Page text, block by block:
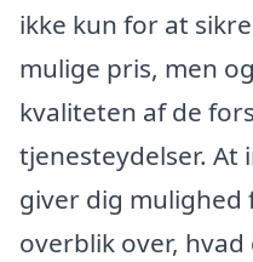
ikke kun for at
mulige pris, men
kvaliteten af de
tjenesteydelser.
giver dig mulighed
overblik over,